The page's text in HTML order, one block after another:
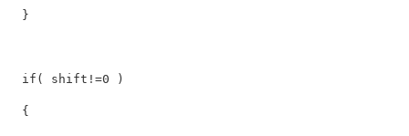
  }
if ( shift !=0 )
  {